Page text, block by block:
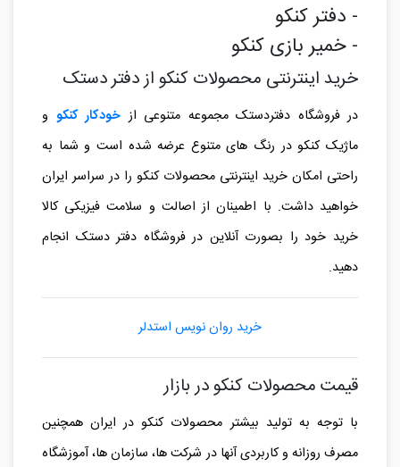
- دفتر کنکو
- خمیر بازی کنکو
خرید اینترنتی محصولات کنکو از دفتر دستک
در فروشگاه دفتردستک مجموعه متنوعی از خودکار کنکو و
ماژیک کنکو در رنگ های متنوع عرضه شده است و شما به
راحتی امکان خرید اینترنتی محصولات کنکو را در سراسر ایران
خواهید داشت. با اطمینان از اصالت و سلامت فیزیکی کالا
خرید خود را بصورت آنلاین در فروشگاه دفتر دستک انجام
دهید.
خرید روان نویس استدلر
قیمت محصولات کنکو در بازار
با توجه به تولید بیشتر محصولات کنکو در ایران همچنین
مصرف روزانه و کاربردی آنها در شرکت ها، سازمان ها، آموزشگاه